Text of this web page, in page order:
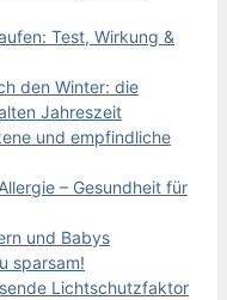
Test, Wirkung &
den Winter: die
Jahreszeit
und empfindliche
– Gesundheit für
und Babys
sparsam!
Lichtschutzfaktor